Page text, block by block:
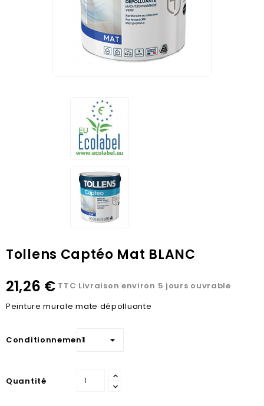
Tollens Captéo Mat BLANC
21,26 € TTC Livraison environ 5 jours ouvrable
Peinture murale mate dépolluante
Conditionnement
Quantité